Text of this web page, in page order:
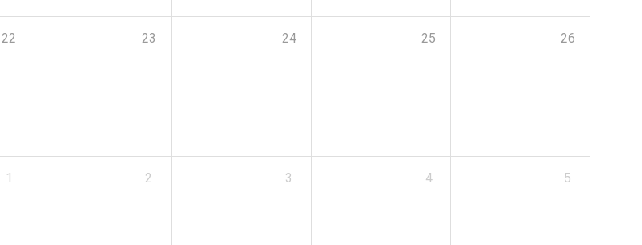
22 23 24 25 26
1 2 3 4 5